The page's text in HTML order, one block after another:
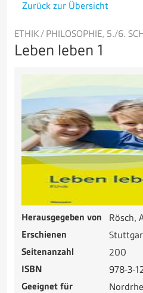
Zurück zur Übersicht
ETHIK / PHILOSOPHIE, 5./6.
Leben leben 1
Herausgegeben von Rösch,
Erschienen
Seitenanzahl 200
ISBN 978-3-
Geeignet für